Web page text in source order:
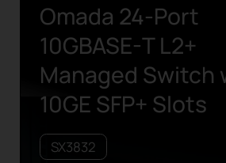
Omada 24-Port
10GBASE-TL2+
Managed Switch
10GE SFP+ Slots
SX3832